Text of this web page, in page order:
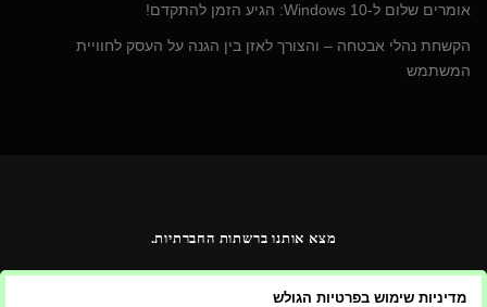
אומרים שלום ל-Windows 10: הגיע הזמן להתקדם!
הקשחת נהלי אבטחה – והצורך לאזן בין הגנה על העסק לחוויית
המשתמש
מצא אותנו ברשתות החברתיות.
מדיניות שימוש בפרטיות הגולש